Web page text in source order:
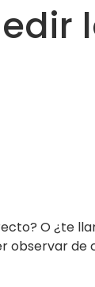
O ¿te
observar de